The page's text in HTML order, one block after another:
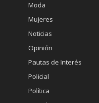
Moda
Mujeres
Noticias
Opinión
Pautas de Interés
Policial
Política